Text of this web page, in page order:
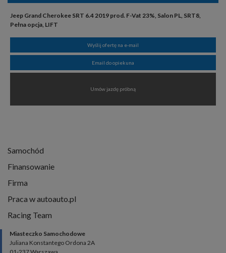
Jeep Grand Cherokee SRT 6.4 2019 prod. F-Vat 23%, Salon PL, SRT8,
Pełna opcja, LIFT
Wyślij ofertę na e-mail
Email do opiekuna
Umów jazdę próbną
Samochód
Finansowanie
Firma
Praca w autoauto.pl
Racing Team
Miasteczko Samochodowe
Juliana Konstantego Ordona 2A